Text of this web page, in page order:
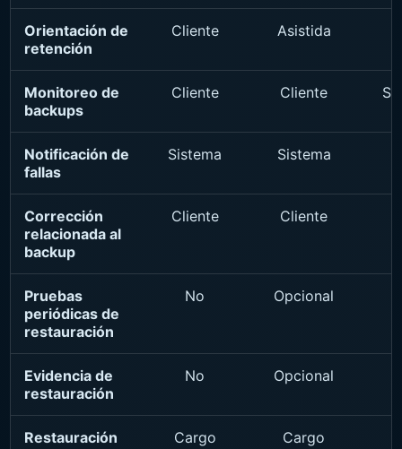
Orientación de
retención
Cliente Asistida
Monitoreo de
backups
Cliente Cliente
Notificación de
fallas
Sistema Sistema
Corrección
relacionada al
backup
Cliente Cliente
Pruebas
periódicas de
restauración
No Opcional
Evidencia de
restauración
No Opcional
Restauración
Cargo
Cargo